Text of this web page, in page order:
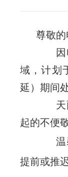
尊敬的
因
域 ，计划
延） 期间
天雨
起的不便
温馨
提前或推迟